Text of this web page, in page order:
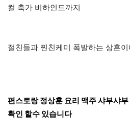
컬 축가 비하인드까지
절친들과 찐친케미 폭발하는 상훈
편스토랑 정상훈 요리 맥주 샤부샤
확인 할수 있습니다